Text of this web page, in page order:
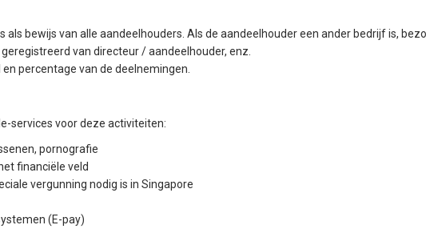
als bewijs van alle aandeelhouders. Als de aandeelhouder een ander bedrijf is,
van directeur / aandeelhouder, enz.
percentage van de deelnemingen.
services voor deze activiteiten:
pornografie
financiële veld
vergunning nodig is in Singapore
(E-pay)